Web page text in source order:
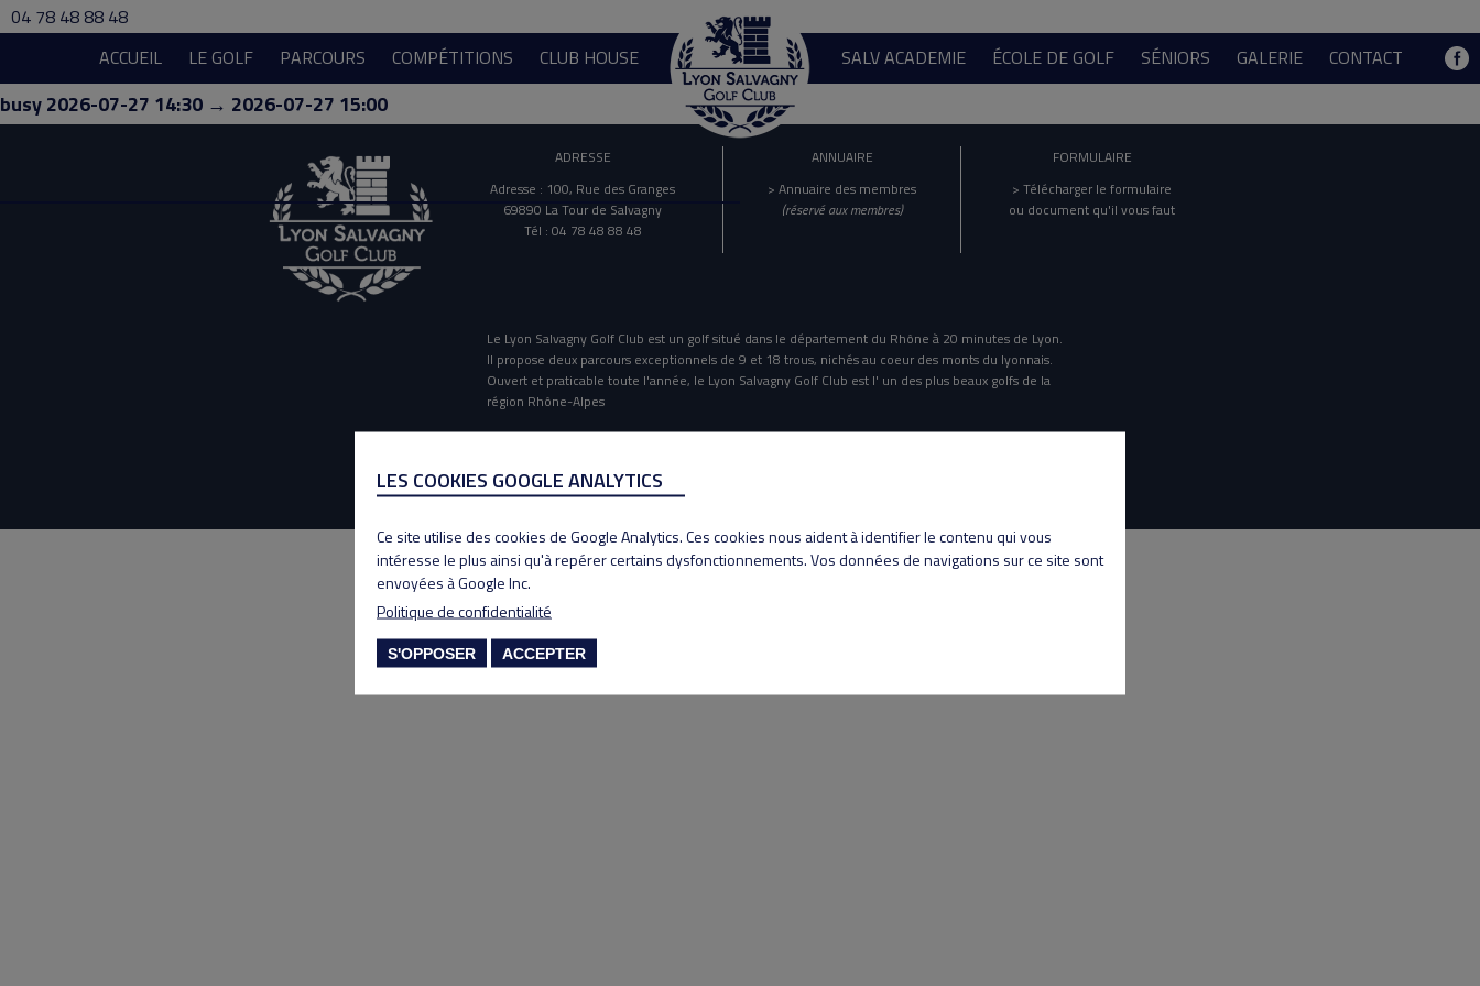
04 78 48 88 48
ACCUEIL
LE GOLF PARCOURS COMPÉTITIONS CLUB HOUSE SALV ACADEMIE ÉCOLE DE GOLF SÉNIORS GALERIE CONTACT
busy 2026-07-27 14:30 → 2026-07-27 15:00
ADRESSE
Adresse : 100, Rue des Granges
69890 La Tour de Salvagny
Tél : 04 78 48 88 48
ANNUAIRE
> Annuaire des membres
(réservé aux membres)
FORMULAIRE
> Télécharger le formulaire
ou document qu'il vous faut
Le Lyon Salvagny Golf Club est un golf situé dans le département du Rhône à 20 minutes de Lyon.
Il propose deux parcours exceptionnels de 9 et 18 trous, nichés au coeur des monts du lyonnais.
Ouvert et praticable toute l'année, le Lyon Salvagny Golf Club est l' un des plus beaux golfs de la
région Rhône-Alpes
Copyright 2020 Lyon Salvagny golf club
LES COOKIES GOOGLE ANALYTICS
Ce site utilise des cookies de Google Analytics. Ces cookies nous aident à identifier le contenu qui vous
intéresse le plus ainsi qu'à repérer certains dysfonctionnements. Vos données de navigations sur ce site sont
envoyées à Google Inc.
Politique de confidentialité
S'OPPOSER ACCEPTER